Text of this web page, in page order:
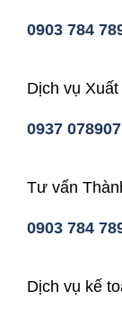
0903 784
Dịch vụ
0937 078907
Tư vấn
0903 784
Dịch vụ kế